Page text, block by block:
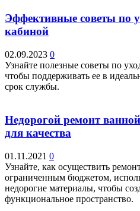
Эффективные советы по
кабиной
02.09.2023 0
Узнайте полезные советы по
чтобы поддерживать ее в
срок службы.
Недорогой ремонт
для качества
01.11.2021 0
Узнайте, как осуществить
ограниченным бюджетом,
недорогие материалы, чтобы
функциональное пространство.